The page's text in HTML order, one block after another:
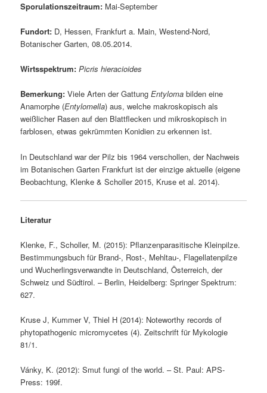
Sporulationszeitraum: Mai-September
Fundort: D, Hessen, Frankfurt a. Main, Westend-Nord,
Botanischer Garten, 08.05.2014.
Wirtsspektrum: Picris hieracioides
Bemerkung: Viele Arten der GattungEntyloma bilden eine
Anamorphe (Entylomella) aus, welche makroskopisch als
weißlicher Rasen auf den Blattflecken und mikroskopisch in
farblosen, etwas gekrümmten Konidien zu erkennen ist.
In Deutschland war der Pilz bis 1964 verschollen, der Nachweis
im Botanischen Garten Frankfurt ist der einzige aktuelle (eigene
Beobachtung, Klenke & Scholler 2015, Kruse et al. 2014).
Literatur
Klenke, F., Scholler, M. (2015): Pflanzenparasitische Kleinpilze.
Bestimmungsbuch für Brand-, Rost-, Mehltau-, Flagellatenpilze
und Wucherlingsverwandte in Deutschland, Österreich, der
Schweiz und Südtirol. – Berlin, Heidelberg: Springer Spektrum:
627.
Kruse J, Kummer V, Thiel H (2014): Noteworthy records of
phytopathogenic micromycetes (4). Zeitschrift für Mykologie
81/1.
Vánky, K. (2012): Smut fungi of the world. – St. Paul: APS-
Press: 199f.